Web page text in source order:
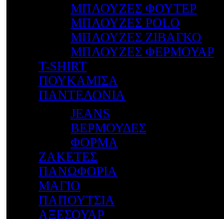
ΜΠΛΟΥΖΕΣ ΦΟΥΤΕΡ
ΜΠΛΟΥΖΕΣ POLO
ΜΠΛΟΥΖΕΣ ΖΙΒΑΓΚΟ
ΜΠΛΟΥΖΕΣ ΦΕΡΜΟΥΑΡ
T-SHIRT
ΠΟΥΚΑΜΙΣΑ
ΠΑΝΤΕΛΟΝΙΑ
JEANS
ΒΕΡΜΟΥΔΕΣ
ΦΟΡΜΑ
ΖΑΚΕΤΕΣ
ΠΑΝΩΦΟΡΙΑ
ΜΑΓΙΟ
ΠΑΠΟΥΤΣΙΑ
ΑΞΕΣΟΥΑΡ